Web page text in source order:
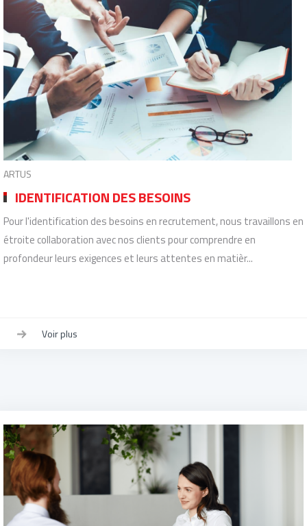
ARTUS
IDENTIFICATION DES BESOINS
Pour l'identification des besoins en recrutement, nous travaillons en
étroite collaboration avec nos clients pour comprendre en
profondeur leurs exigences et leurs attentes en matièr...
Voir plus